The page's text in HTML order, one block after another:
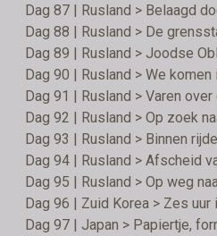
Dag 87 | Rusland > Belaagd
Dag 88 | Rusland > De
Dag 89 | Rusland > Joodse
Dag 90 | Rusland > We
Dag 91 | Rusland > Varen
Dag 92 | Rusland > Op zoek
Dag 93 | Rusland > Binnen
Dag 94 | Rusland > Afscheid
Dag 95 | Rusland > Op weg
Dag 96 | Zuid Korea > Zes uur
Dag 97 | Japan > Papiertje,